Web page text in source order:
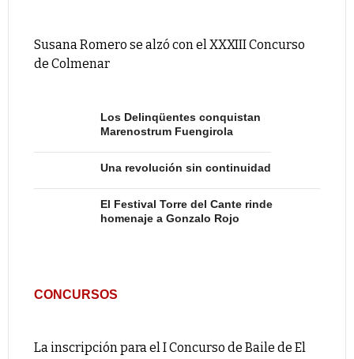
Susana Romero se alzó con el XXXIII Concurso
de Colmenar
Los Delinqüentes conquistan
Marenostrum Fuengirola
Una revolución sin continuidad
El Festival Torre del Cante rinde
homenaje a Gonzalo Rojo
CONCURSOS
La inscripción para el I Concurso de Baile de El